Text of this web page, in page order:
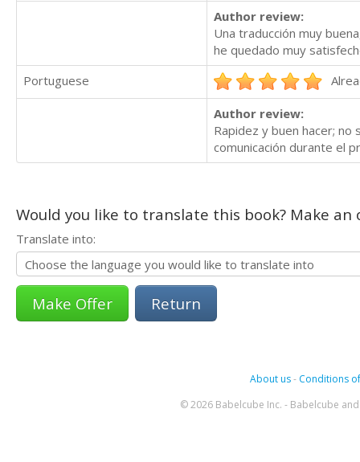
Author review:
Una traducción muy
he quedado muy
Portuguese
Author review:
Rapidez y buen hacer;
comunicación durante el
Would you like to translate this book? Make
Translate into:
Return
About us- Conditions
© 2026 Babelcube Inc. - Babelcube